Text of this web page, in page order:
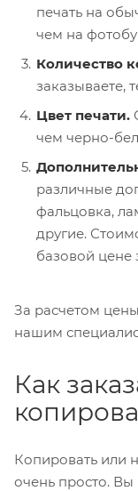
печать на
чем на
Количество
заказываете,
Цвет печати.
чем черно-
различные
фальцовка,
другие.
базовой цене
За расчетом
нашим
Как
Копировать или
очень просто.